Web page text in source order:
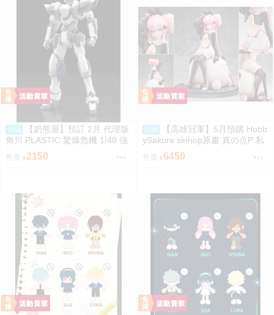
預購
【奶熊屋】預訂 2月 代理版
角川 PLASTIC 驚爆危機 1/48 強
弩兵 ARX-7 一般版 組裝模型 09
售價 2150
預購
【高雄冠軍】5月預購 Hobb
ySakura sinnop原畫 真の点P 私
服Ver 1/6 一般 PU完成品0929
售價 6450